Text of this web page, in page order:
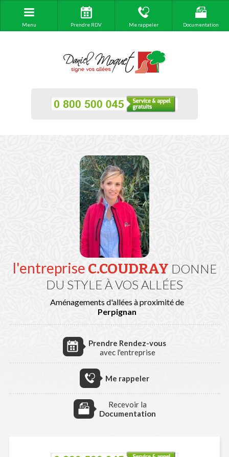
Menu Prendre RDV Me rappeler Documentation
l'entreprise C.COUDRAY DONNE
DU STYLE À VOS ALLÉES
Aménagements d'allées à proximité de
Perpignan
Prendre Rendez-vous
avec l'entreprise
Me rappeler
Recevoir la
Documentation